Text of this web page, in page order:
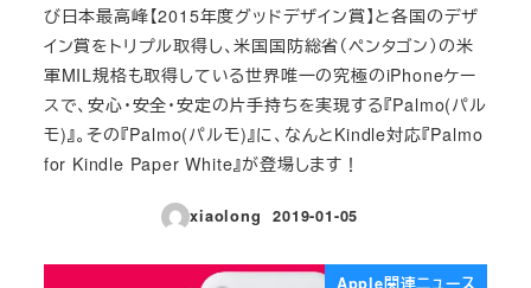
び日本最高峰【2015年度グッドデザイン賞】と各国のデザ
イン賞をトリプル取得し、米国国防総省（ペンタゴン）の米
軍MIL規格も取得している世界唯一の究極のiPhoneケー
スで、安心・安全・安定の片手持ちを実現する『Palmo(パル
モ)』。その『Palmo(パルモ)』に、なんとKindle対応『Palmo
for Kindle Paper White』が登場します！
xiaolong
投稿日
2019-01-05
Apple関連ニュース